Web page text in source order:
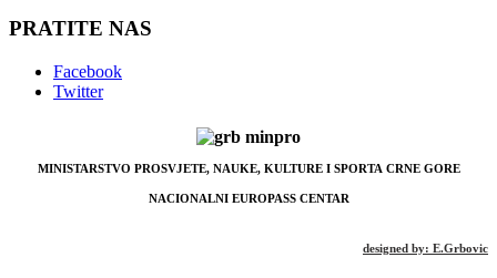
PRATITE NAS
Facebook
Twitter
MINISTARSTVO PROSVJETE, NAUKE, KULTURE I SPORTA CRNE GORE
NACIONALNI EUROPASS CENTAR
designed by: E.Grbovic